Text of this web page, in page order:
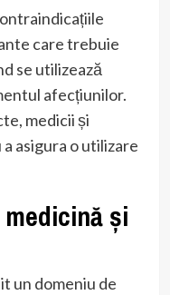
care trebuie
se utilizează
afecțiunilor.
medicii și
asigura o utilizare
și
un domeniu de